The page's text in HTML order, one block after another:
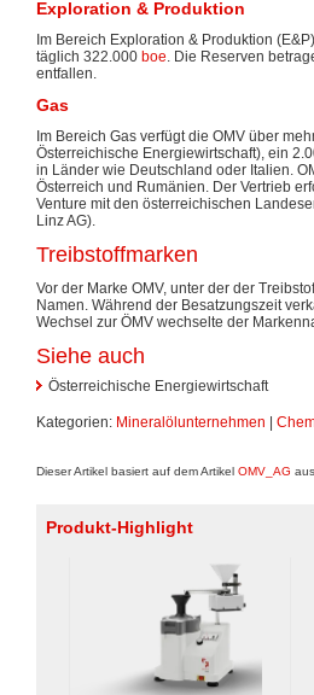
Exploration & Produktion
Im Bereich Exploration & Produktion
täglich 322.000 boe. Die Reserven
entfallen.
Gas
Im Bereich Gas verfügt die OMV über
Österreichische Energiewirtschaft), ein
in Länder wie Deutschland oder Italien.
Österreich und Rumänien. Der Vertrieb
Venture mit den österreichischen
Linz AG).
Treibstoffmarken
Vor der Marke OMV, unter der der
Namen. Während der Besatzungszeit
Wechsel zur ÖMV wechselte der
Siehe auch
Österreichische Energiewirtschaft
Kategorien: Mineralölunternehmen
Dieser Artikel basiert auf dem Artikel OMV_AG
Produkt-Highlight